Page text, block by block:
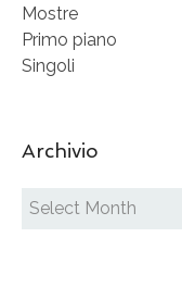
Mostre
Primo piano
Singoli
Archivio